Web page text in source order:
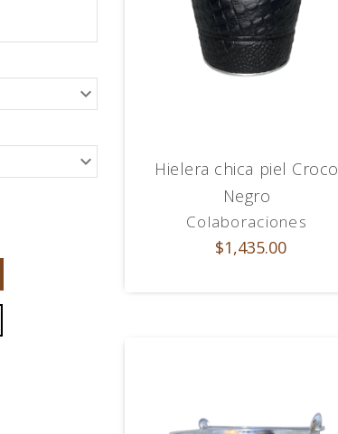
Hielera chica piel Croco
Negro
Colaboraciones
$1,435.00